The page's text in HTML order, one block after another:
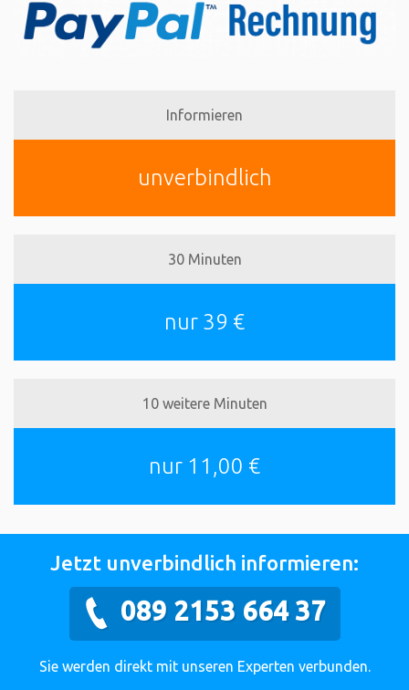
Informieren
unverbindlich
30 Minuten
nur 39 €
10 weitere Minuten
nur 11,00 €
Jetzt unverbindlich informieren:
089 2153 664 37
Sie werden direkt mit unseren Experten verbunden.